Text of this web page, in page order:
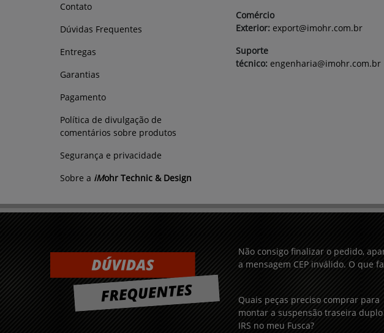
Contato
Dúvidas Frequentes
Entregas
Garantias
Pagamento
Política de divulgação de
comentários sobre produtos
Segurança e privacidade
Sobre a iMohr Technic & Design
Comércio
Exterior: export@imohr.com.br
Suporte
técnico: engenharia@imohr.com.br
Não consigo finalizar o pedido,
a mensagem CEP inválido. O que
Quais peças preciso comprar para
montar a suspensão traseira duplo
IRS no meu Fusca?